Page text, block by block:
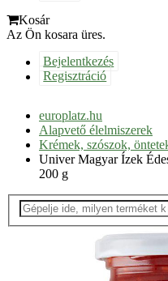
Kosár
Az Ön kosara üres.
Bejelentkezés
Regisztráció
europlatz.hu
Alapvető élelmiszerek
Krémek, szószok,
Univer Magyar Ízek
200 g